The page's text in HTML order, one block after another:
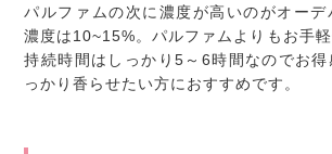
パルファムの次に濃度が高いのがオーデ
濃度は10~15%。パルファムよりもお手軽
持続時間はしっかり5～6時間なのでお得
っかり香らせたい方におすすめです。